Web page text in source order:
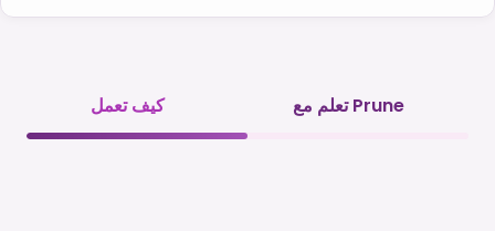
كيف تعمل تعلم مع Prune